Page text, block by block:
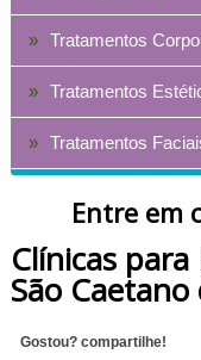
Tratamentos
Tratamentos
Tratamentos
Entre em
Clínicas
São Caetano
Gostou? compartilhe!